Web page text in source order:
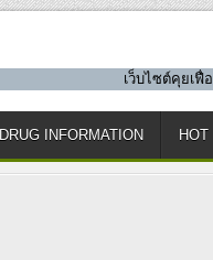
เว็บไซต์คุยเฟื่
DRUG INFORMATION